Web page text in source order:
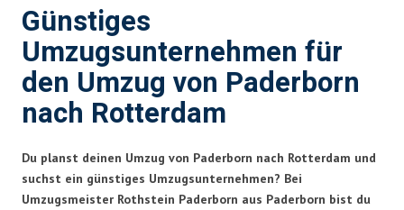
Günstiges
Umzugsunternehmen für
den Umzug von Paderborn
nach Rotterdam
Du planst deinen Umzug von Paderborn nach Rotterdam und
suchst ein günstiges Umzugsunternehmen? Bei
Umzugsmeister Rothstein Paderborn aus Paderborn bist du